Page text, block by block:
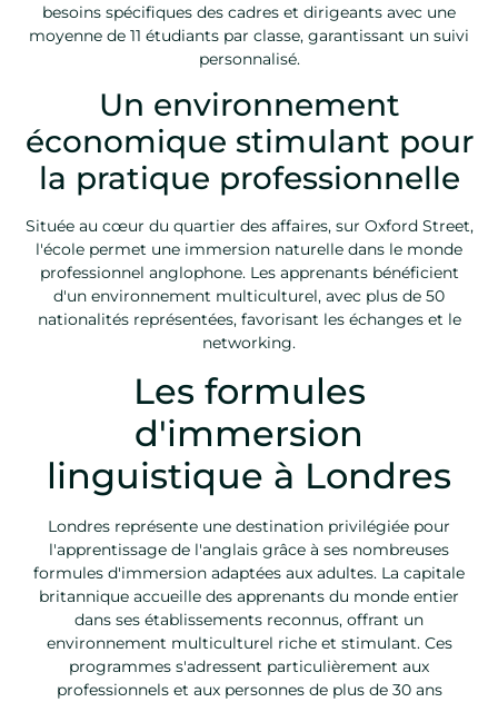
besoins spécifiques des cadres et dirigeants avec une
moyenne de 11 étudiants par classe, garantissant un suivi
personnalisé.
Un environnement
économique stimulant pour
la pratique professionnelle
Située au cœur du quartier des affaires, sur Oxford Street,
l'école permet une immersion naturelle dans le monde
professionnel anglophone. Les apprenants bénéficient
d'un environnement multiculturel, avec plus de 50
nationalités représentées, favorisant les échanges et le
networking.
Les formules
d'immersion
linguistique à Londres
Londres représente une destination privilégiée pour
l'apprentissage de l'anglais grâce à ses nombreuses
formules d'immersion adaptées aux adultes. La capitale
britannique accueille des apprenants du monde entier
dans ses établissements reconnus, offrant un
environnement multiculturel riche et stimulant. Ces
programmes s'adressent particulièrement aux
professionnels et aux personnes de plus de 30 ans